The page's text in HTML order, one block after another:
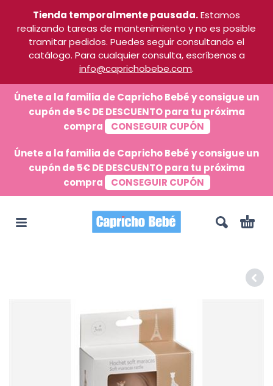
Tienda temporalmente pausada.Estamos
realizando tareas de mantenimiento y no es posible
tramitar pedidos. Puedes seguir consultando el
catálogo. Para cualquier consulta, escríbenos a
info@caprichobebe.com.
Únete a la familia de Capricho Bebé y consigue un
cupón de 5€ DE DESCUENTO para tu próxima
compra
CONSEGUIR CUPÓN
Únete a la familia de Capricho Bebé y consigue un
cupón de 5€ DE DESCUENTO para tu próxima
compra
CONSEGUIR CUPÓN